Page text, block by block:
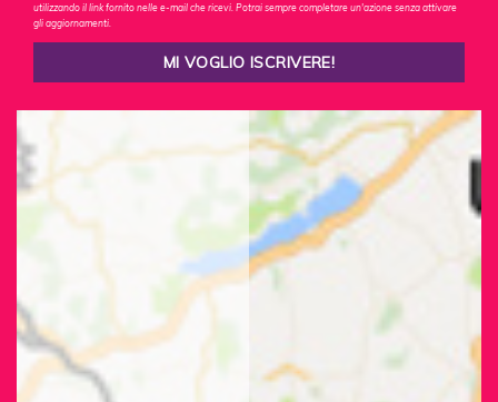
utilizzando il link fornito nelle e-mail che ricevi. Potrai sempre completare un'azione senza attivare
gli aggiornamenti.